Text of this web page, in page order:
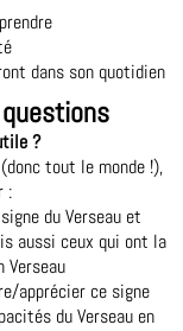
dans son quotidien
?
tout le monde !),
:
du Verseau et
aussi ceux qui ont la
Verseau
apprécier ce signe
du Verseau en